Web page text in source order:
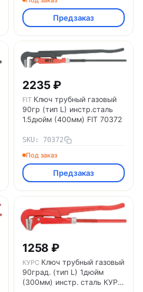
Предзаказ
2235 ₽
FIT Ключ трубный газовый
90гр (тип L) инстр.сталь
1.5дюйм (400мм) FIT 70372
SKU: 70372
Под заказ
Предзаказ
1258 ₽
КУРС Ключ трубный газовый
90град. (тип L) 1дюйм
(300мм) инстр. сталь КУРС